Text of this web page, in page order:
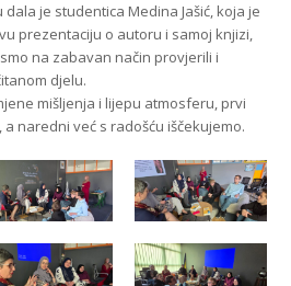
je studentica Medina Jašić, koja je
prezentaciju o autoru i samoj knjizi,
na zabavan način provjerili i
djelu.
mišljenja i lijepu atmosferu, prvi
naredni već s radošću iščekujemo.